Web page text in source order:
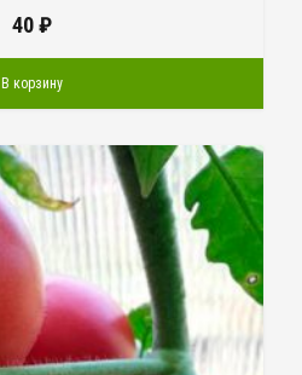
40₽
В корзину